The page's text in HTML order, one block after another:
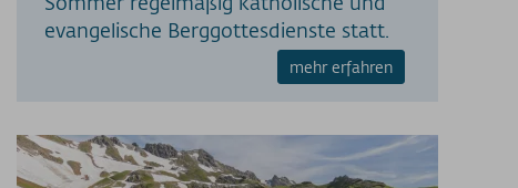
evangelische Berggottesdienste statt.
mehr erfahren